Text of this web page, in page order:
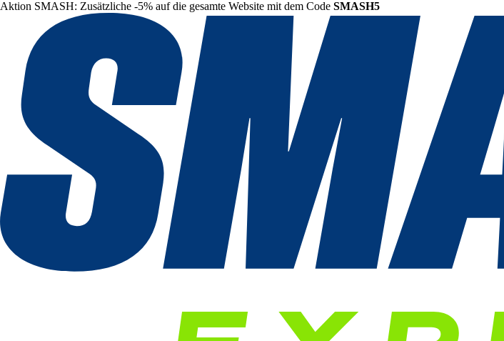
Aktion SMASH: Zusätzliche -5% auf die gesamte Website mit dem Code SMASH5